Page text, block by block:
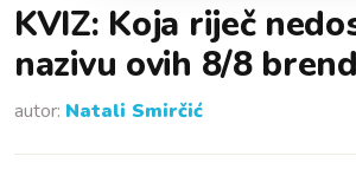
KVIZ: Koja riječ
nazivu ovih 8/8
autor: Natali Smirčić